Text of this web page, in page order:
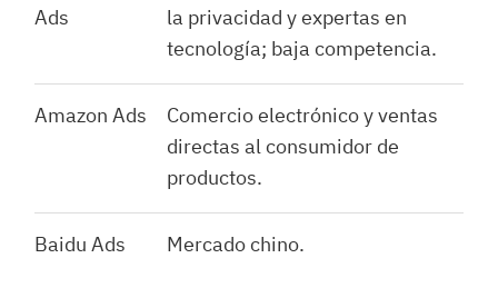
Ads
la privacidad y expertas en
tecnología; baja competencia.
Amazon Ads
Comercio electrónico y ventas
directas al consumidor de
productos.
Baidu Ads Mercado chino.